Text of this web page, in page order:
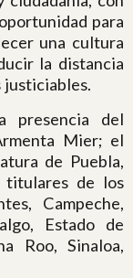
para
una cultura
la distancia
justiciables.
presencia del
Mier; el
de Puebla,
titulares de los
Campeche,
Estado de
Roo, Sinaloa,